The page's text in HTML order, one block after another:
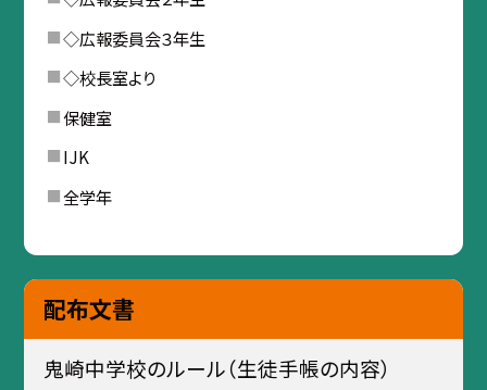
◇広報委員会３年生
◇校長室より
保健室
IJK
全学年
配布文書
鬼崎中学校のルール（生徒手帳の内容）